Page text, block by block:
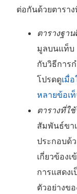
ต่อกันด้วยตารา
ตารางฐาน
มูลบนแท็บ
กับวิธีการ
โปรดดูเมื่
หลายข้อเท็
ตารางที่ใ
สัมพันธ์ขา
ประกอบด้
เกี่ยวข้อง
การแสดง
ตัวอย่างข